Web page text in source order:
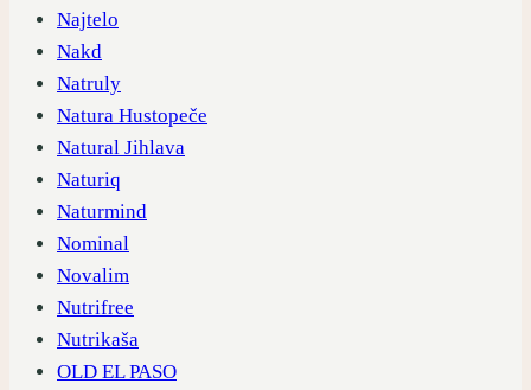
Najtelo
Nakd
Natruly
Natura Hustopeče
Natural Jihlava
Naturiq
Naturmind
Nominal
Novalim
Nutrifree
Nutrikaša
OLD EL PASO